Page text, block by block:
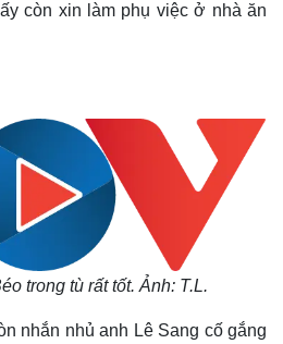
còn xin làm phụ việc ở nhà ăn
trong tù rất tốt. Ảnh: T.L.
nhắn nhủ anh Lê Sang cố gắng